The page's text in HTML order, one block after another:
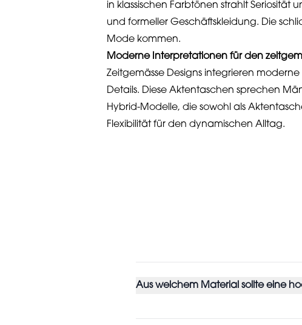
in klassischen Farbtönen strahlt Seriosität
und formeller Geschäftskleidung. Die
Mode kommen.
Moderne Interpretationen für den
Zeitgemässe Designs integrieren
Details. Diese Aktentaschen sprechen
Hybrid-Modelle, die sowohl als
Flexibilität für den dynamischen Alltag.
Aus welchem Material sollte eine